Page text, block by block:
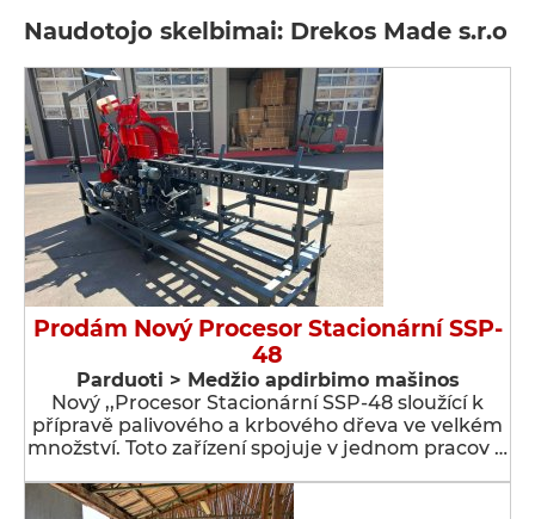
Naudotojo skelbimai: Drekos Made s.r.o
Prodám Nový Procesor Stacionární SSP-
48
Parduoti > Medžio apdirbimo mašinos
Nový ,,Procesor Stacionární SSP-48 sloužící k
přípravě palivového a krbového dřeva ve velkém
množství. Toto zařízení spojuje v jednom pracov …